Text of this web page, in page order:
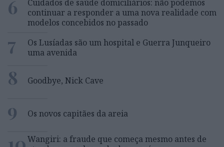
6
Cuidados de saúde domiciliários: não podemos
continuar a responder a uma nova realidade com
modelos concebidos no passado
7
Os Lusíadas são um hospital e Guerra Junqueiro
uma avenida
8 Goodbye, Nick Cave
9 Os novos capitães da areia
Wangiri: a fraude que começa mesmo antes de